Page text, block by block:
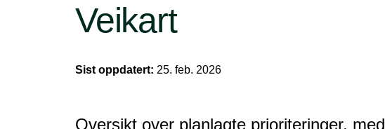
Veikart
Sist oppdatert: 25. feb. 2026
Oversikt over planlagte prioriteringer, med